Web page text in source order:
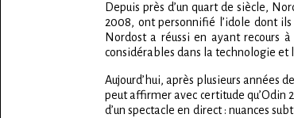
Depuis près d’un quart de siècle,
2008, ont personnifié l’idole dont
Nordost a réussi en ayant recours
considérables dans la technologie et
Aujourd’hui, après plusieurs années
peut affirmer avec certitude qu’Odin
d’un spectacle en direct : nuances